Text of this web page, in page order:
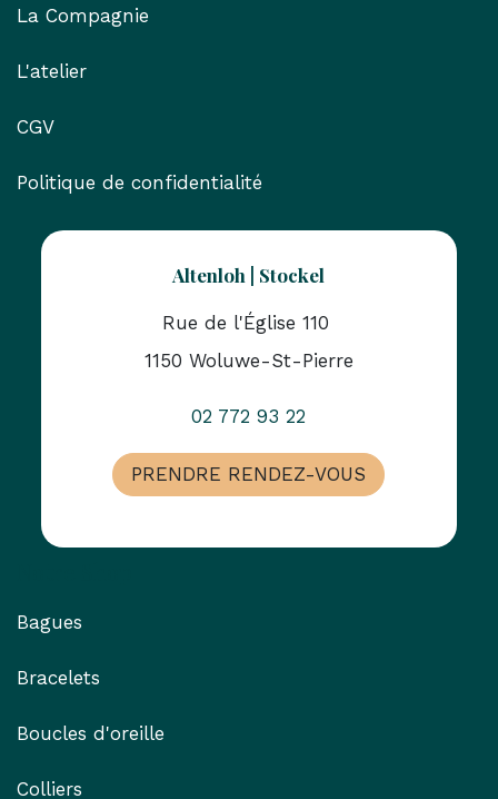
La Compagnie
L'atelier
CGV
Politique de confidentialité
Altenloh | Stockel
Rue de l'Église 110
1150 Woluwe-St-Pierre
02 772 93 22
PRENDRE RENDEZ-VOUS
Bagues
Bracelets
Boucles d'oreille
Colliers